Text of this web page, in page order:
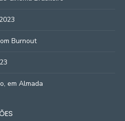
Burnout
em Almada